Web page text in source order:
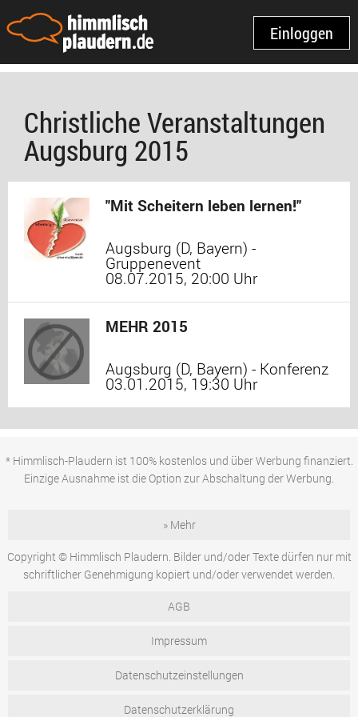
Einloggen
Christliche Veranstaltungen
Augsburg 2015
"Mit Scheitern leben lernen!"
Augsburg (D, Bayern) -
Gruppenevent
08.07.2015, 20:00 Uhr
MEHR 2015
Augsburg (D, Bayern) - Konferenz
03.01.2015, 19:30 Uhr
* Himmlisch-Plaudern ist 100% kostenlos und über Werbung finanziert.
Einzige Ausnahme ist die Option zur Abschaltung der Werbung.
» Mehr
Copyright © Himmlisch Plaudern. Bilder und/oder Texte dürfen nur mit
schriftlicher Genehmigung kopiert und/oder verwendet werden.
AGB
Impressum
Datenschutzeinstellungen
Datenschutzerklärung